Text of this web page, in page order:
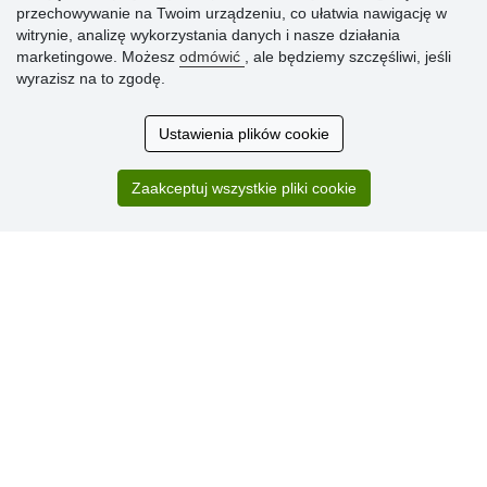
» Dlaczego należy się zarejestrować?
» Najczęściej zadawane pytania
Zakup przebiegł sprawnie. Jestem
zadowolona. Polecam.
przechowywanie na Twoim urządzeniu, co ułatwia nawigację w
witrynie, analizę wykorzystania danych i nasze działania
marketingowe. Możesz odmówić
, ale będziemy szczęśliwi, jeśli
wyrazisz na to zgodę.
Ustawienia plików cookie
Zaakceptuj wszystkie pliki cookie